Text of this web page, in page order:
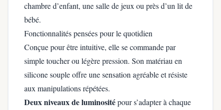
chambre d’enfant, une salle de jeux ou près d’un lit de
bébé.
Fonctionnalités pensées pour le quotidien
Conçue pour être intuitive, elle se commande par
simple toucher ou légère pression. Son matériau en
silicone souple offre une sensation agréable et résiste
aux manipulations répétées.
Deux niveaux de luminositépour s’adapter à chaque